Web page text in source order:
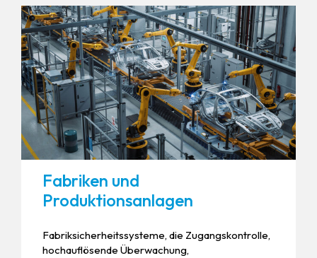
Fabriken und
Produktionsanlagen
Fabriksicherheitssysteme, die Zugangskontrolle,
hochauflösende Überwachung,